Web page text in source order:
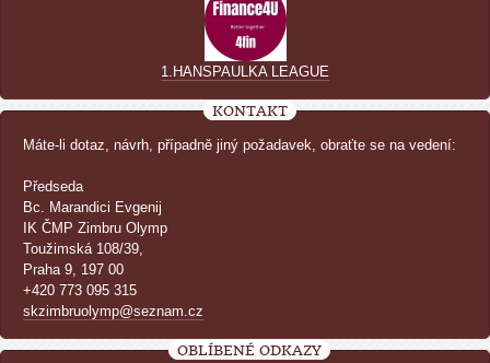
1.HANSPAULKA LEAGUE
KONTAKT
Máte-li dotaz, návrh, případně jiný požadavek, obraťte se na vedení:
Předseda
Bc. Marandici Evgenij
IK ČMP Zimbru Olymp
Toužimská 108/39,
Praha 9, 197 00
+420 773 095 315
skzimbruolymp@seznam.cz
OBLÍBENÉ ODKAZY